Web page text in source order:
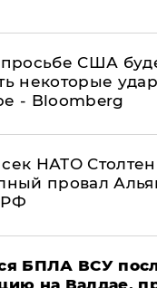
США
некоторые
- Bloomberg
НАТО
провал
БПЛА ВСУ
на Валдае,